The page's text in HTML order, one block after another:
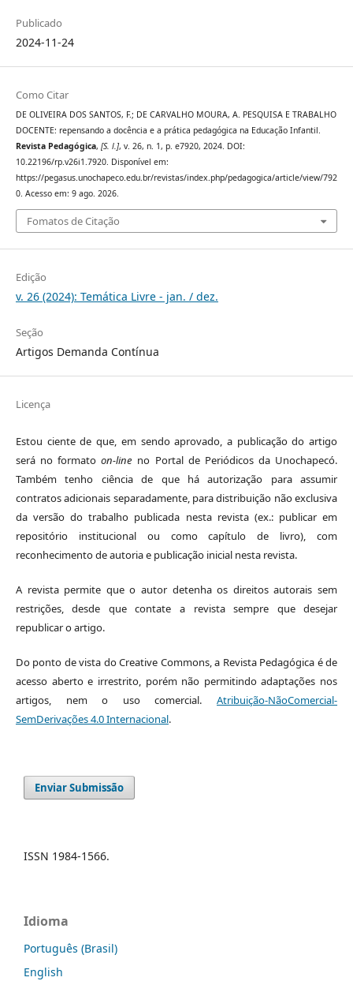
Publicado
2024-11-24
Como Citar
DE OLIVEIRA DOS SANTOS, F.; DE CARVALHO MOURA, A. PESQUISA E TRABALHO
DOCENTE: repensando a docência e a prática pedagógica na Educação Infantil.
Revista Pedagógica, [S. l.], v. 26, n. 1, p. e7920, 2024. DOI:
10.22196/rp.v26i1.7920. Disponível em:
https://pegasus.unochapeco.edu.br/revistas/index.php/pedagogica/article/view/792
0. Acesso em: 9 ago. 2026.
Fomatos de Citação
Edição
v. 26 (2024): Temática Livre - jan. / dez.
Seção
Artigos Demanda Contínua
Licença
Estou ciente de que, em sendo aprovado, a publicação do artigo
será no formatoon-line no Portal de Periódicos da Unochapecó.
Também tenho ciência de que há autorização para assumir
contratos adicionais separadamente, para distribuição não exclusiva
da versão do trabalho publicada nesta revista (ex.: publicar em
repositório institucional ou como capítulo de livro), com
reconhecimento de autoria e publicação inicial nesta revista.
A revista permite que o autor detenha os direitos autorais sem
restrições, desde que contate a revista sempre que desejar
republicar o artigo.
Do ponto de vista do Creative Commons, a Revista Pedagógica é de
acesso aberto e irrestrito, porém não permitindo adaptações nos
artigos, nem o uso comercial.Atribuição-NãoComercial-
SemDerivações 4.0 Internacional.
Enviar Submissão
ISSN 1984-1566.
Idioma
Português (Brasil)
English